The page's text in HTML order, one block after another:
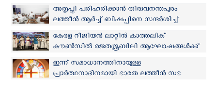
അതൃപ്തി പരിഹരിക്കാൻ തിരുവനന്തപുരം
ലത്തീന്‍ ആര്‍ച്ച് ബിഷപ്പിനെ സന്ദര്‍ശിച്ച്
മുഖ്യമന്ത്രി
കേരള റീജിയൻ ലാറ്റിൻ കാത്തലിക്
കൗൺസിൽ രജതജൂബിലി ആഘോഷങ്ങൾക്ക്
തുടക്കം
ഇന്ന് സമാധാനത്തിനായുള്ള
പ്രാർത്ഥനാദിനമായി ഭാരത ലത്തീന്‍ സഭ